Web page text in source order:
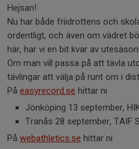
Hejsan!
Nu har både friidrottens och
ordentligt, och även om vädret
här, har vi en bit kvar av
Om man vill passa på att tävla
tävlingar att välja på runt om i
På easyrecord.se hittar ni
Jönköping 13 september,
Tranås 28 september, TAIF
På webathletics.se hittar ni